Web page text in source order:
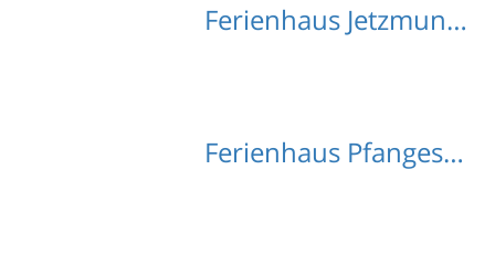
Ferienhaus Jetzmund mit Hund
Ferienhaus Pfanges mit Hund